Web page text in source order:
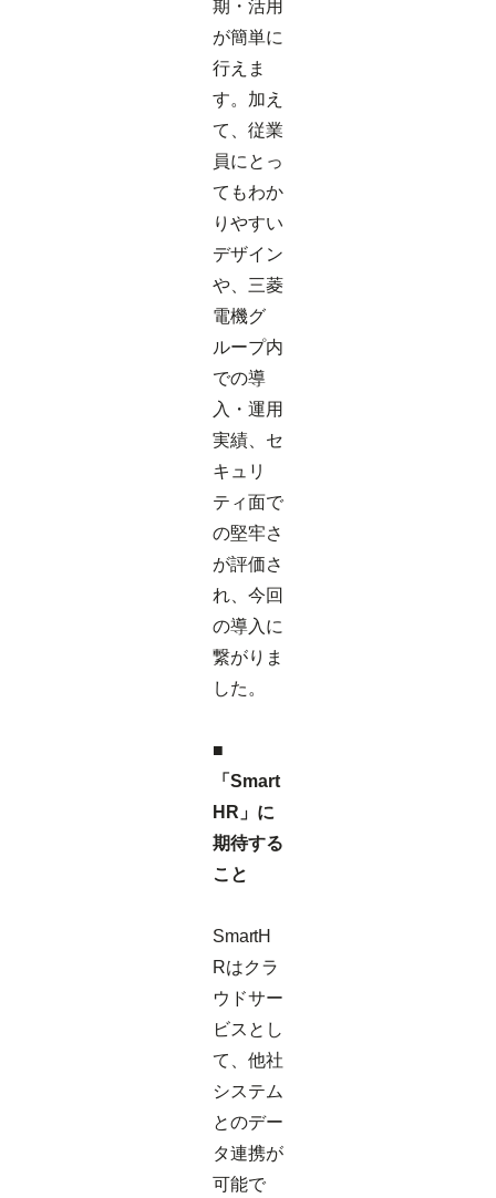
期・活用
が簡単に
行えま
す。加え
て、従業
員にとっ
てもわか
りやすい
デザイン
や、三菱
電機グ
ループ内
での導
入・運用
実績、セ
キュリ
ティ面で
の堅牢さ
が評価さ
れ、今回
の導入に
繋がりま
した。
■
「Smart
HR」に
期待する
こと
SmartH
Rはクラ
ウドサー
ビスとし
て、他社
システム
とのデー
タ連携が
可能で